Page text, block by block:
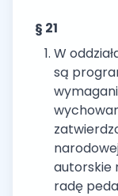
§ 21
W
są
autorskie
radę